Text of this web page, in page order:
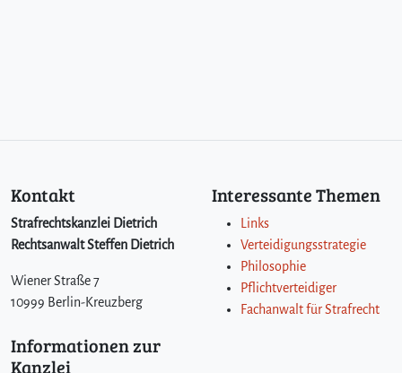
Kontakt
Strafrechtskanzlei Dietrich
Rechtsanwalt Steffen Dietrich
Wiener Straße 7
10999 Berlin-Kreuzberg
Interessante Themen
Links
Verteidigungsstrategie
Philosophie
Pflichtverteidiger
Fachanwalt für Strafrecht
Informationen zur
Kanzlei